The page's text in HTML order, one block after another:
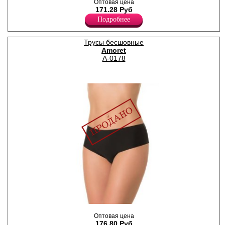
средней посадки,
бесшовные с лазерной
обработкой по краям,
выполнены из тонкой
микрофибры.
Лайкра 10%
Полиэстер 90%
Оптовая цена
171.28 Руб
Подробнее
Трусы бесшовные
Amoret
A-0178
средней посадки,
Оптовая цена